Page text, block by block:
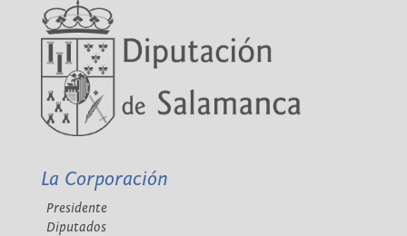
La Corporación
Presidente
Diputados